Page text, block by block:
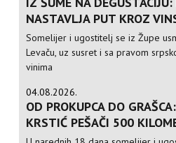
NASTAVLJA PUT KROZ
Somelijer i ugostitelj se iz Župe
Levaču, uz susret i sa pravom
vinima
04.08.2026.
OD PROKUPCA DO
KRSTIĆ PEŠAČI 500